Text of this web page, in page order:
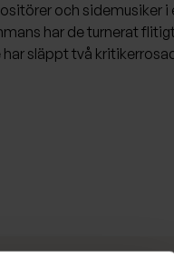
och sidemusiker i
har de turnerat
släppt två